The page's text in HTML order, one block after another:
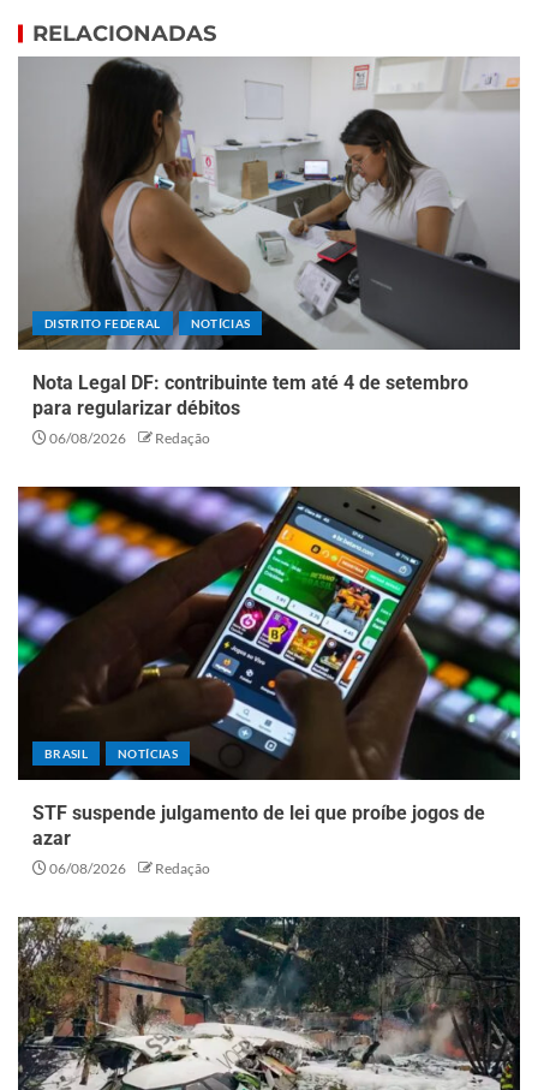
RELACIONADAS
DISTRITO FEDERAL NOTÍCIAS
Nota Legal DF: contribuinte tem até 4 de setembro
para regularizar débitos
06/08/2026 Redação
BRASIL NOTÍCIAS
STF suspende julgamento de lei que proíbe jogos de
azar
06/08/2026 Redação